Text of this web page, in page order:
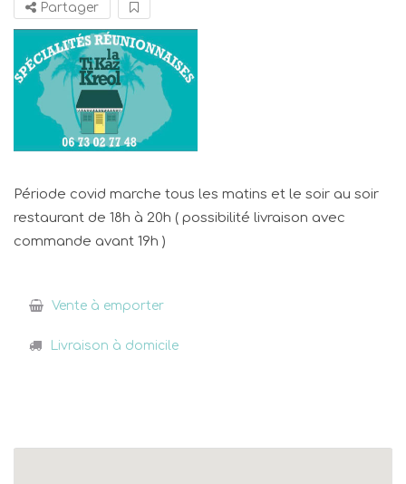
Partager
Période covid marche tous les matins et le soir au soir
restaurant de 18h à 20h ( possibilité livraison avec
commande avant 19h )
Vente à emporter
Livraison à domicile